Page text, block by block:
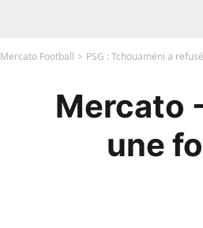
Mercato Football PSG : Tchouaméni a
Mercato
une